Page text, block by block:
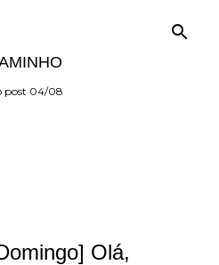
post 04/08
Olá,